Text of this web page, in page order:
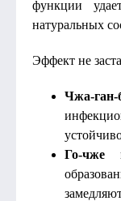
функции
натуральных
Эффект не
Чжа-ган-
Го-чже